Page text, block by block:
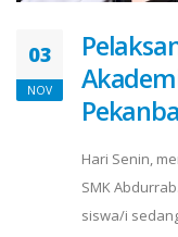
03
NOV
Hari Senin,
SMK
siswa/i